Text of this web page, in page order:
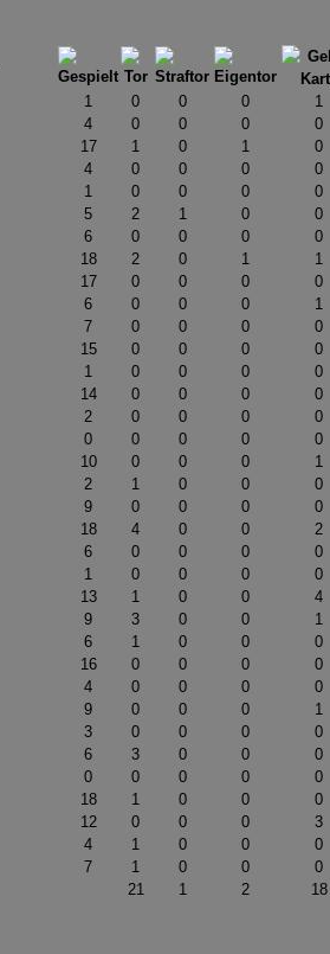
1 0 0 0 1
4 0 0 0 0
17 1 0 1 0
4 0 0 0 0
1 0 0 0 0
5 2 1 0 0
6 0 0 0 0
18 2 0 1 1
17 0 0 0 0
6 0 0 0 1
7 0 0 0 0
15 0 0 0 0
1 0 0 0 0
14 0 0 0 0
2 0 0 0 0
0 0 0 0 0
10 0 0 0 1
2 1 0 0 0
9 0 0 0 0
18 4 0 0 2
6 0 0 0 0
1 0 0 0 0
13 1 0 0 4
9 3 0 0 1
6 1 0 0 0
16 0 0 0 0
4 0 0 0 0
9 0 0 0 1
3 0 0 0 0
6 3 0 0 0
0 0 0 0 0
18 1 0 0 0
12 0 0 0 3
4 1 0 0 0
7 1 0 0 0
21 1 2 18